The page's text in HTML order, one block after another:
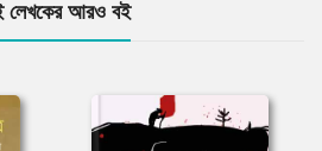
লেখকের আরও বই